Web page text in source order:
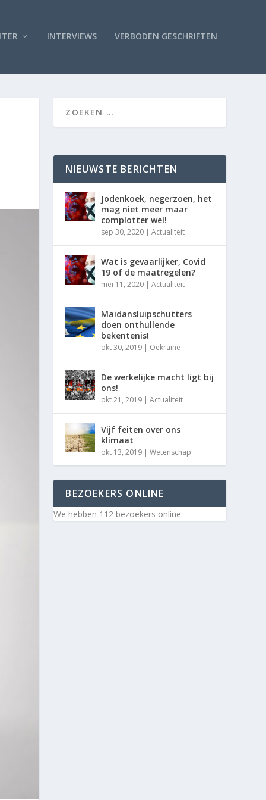
INTERVIEWS VERBODEN GESCHRIFTEN
NIEUWSTE BERICHTEN
Jodenkoek, negerzoen, het
mag niet meer maar
complotter wel!
sep 30, 2020 |Actualiteit
Wat is gevaarlijker, Covid
19 of de maatregelen?
mei 11, 2020 |Actualiteit
Maidansluipschutters
doen onthullende
bekentenis!
okt 30, 2019 | Oekraïne
De werkelijke macht ligt bij
ons!
okt 21, 2019 |Actualiteit
Vijf feiten over ons
klimaat
okt 13, 2019 |Wetenschap
BEZOEKERS ONLINE
We hebben 112 bezoekers online